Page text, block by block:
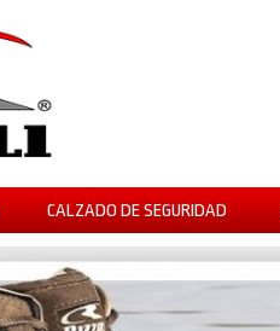
CALZADO DE SEGURIDAD